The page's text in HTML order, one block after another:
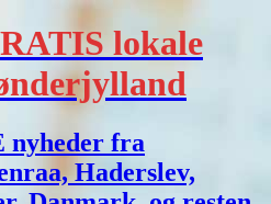
lokale
nyheder fra
Haderslev,